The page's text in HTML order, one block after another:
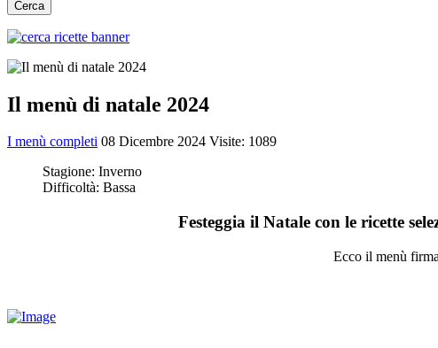
Cerca
Il menù di natale 2024
I menù completi 08 Dicembre 2024 Visite: 1089
Stagione: Inverno
Difficoltà: Bassa
Festeggia il Natale con le ricette
Ecco il menù